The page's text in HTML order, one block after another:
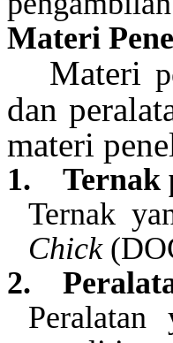
Materi
Materi
dan
materi
1. Ternak
Ternak
Chick
2.